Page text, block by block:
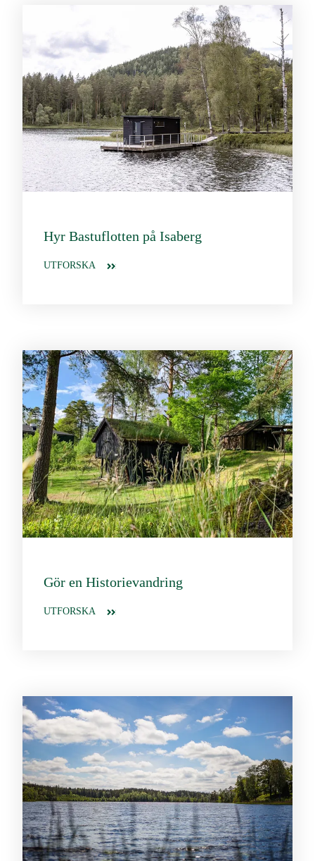
Hyr Bastuflotten på Isaberg
UTFORSKA
Gör en Historievandring
UTFORSKA